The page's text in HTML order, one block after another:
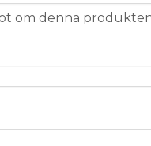
om denna